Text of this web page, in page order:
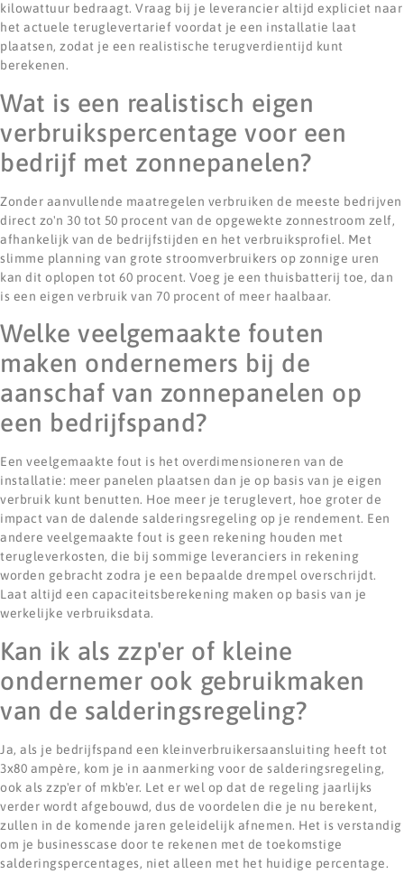
kilowattuur bedraagt. Vraag bij je leverancier altijd expliciet naar
het actuele teruglevertarief voordat je een installatie laat
plaatsen, zodat je een realistische terugverdientijd kunt
berekenen.
Wat is een realistisch eigen
verbruikspercentage voor een
bedrijf met zonnepanelen?
Zonder aanvullende maatregelen verbruiken de meeste bedrijven
direct zo'n 30 tot 50 procent van de opgewekte zonnestroom zelf,
afhankelijk van de bedrijfstijden en het verbruiksprofiel. Met
slimme planning van grote stroomverbruikers op zonnige uren
kan dit oplopen tot 60 procent. Voeg je een thuisbatterij toe, dan
is een eigen verbruik van 70 procent of meer haalbaar.
Welke veelgemaakte fouten
maken ondernemers bij de
aanschaf van zonnepanelen op
een bedrijfspand?
Een veelgemaakte fout is het overdimensioneren van de
installatie: meer panelen plaatsen dan je op basis van je eigen
verbruik kunt benutten. Hoe meer je teruglevert, hoe groter de
impact van de dalende salderingsregeling op je rendement. Een
andere veelgemaakte fout is geen rekening houden met
terugleverkosten, die bij sommige leveranciers in rekening
worden gebracht zodra je een bepaalde drempel overschrijdt.
Laat altijd een capaciteitsberekening maken op basis van je
werkelijke verbruiksdata.
Kan ik als zzp'er of kleine
ondernemer ook gebruikmaken
van de salderingsregeling?
Ja, als je bedrijfspand een kleinverbruikersaansluiting heeft tot
3x80 ampère, kom je in aanmerking voor de salderingsregeling,
ook als zzp'er of mkb'er. Let er wel op dat de regeling jaarlijks
verder wordt afgebouwd, dus de voordelen die je nu berekent,
zullen in de komende jaren geleidelijk afnemen. Het is verstandig
om je businesscase door te rekenen met de toekomstige
salderingspercentages, niet alleen met het huidige percentage.